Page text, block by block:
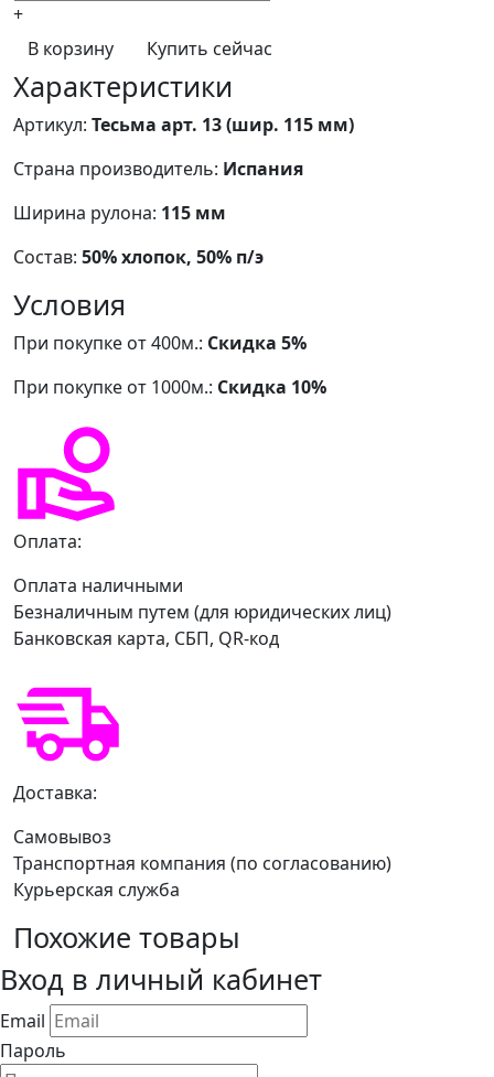
+
В корзину
Купить сейчас
Характеристики
Артикул: Тесьма арт. 13 (шир. 115 мм)
Страна производитель: Испания
Ширина рулона: 115 мм
Состав: 50% хлопок, 50% п/э
Условия
При покупке от 400м.: Скидка 5%
При покупке от 1000м.: Скидка 10%
Оплата:
Оплата наличными
Безналичным путем (для юридических лиц)
Банковская карта, СБП, QR-код
Доставка:
Самовывоз
Транспортная компания (по согласованию)
Курьерская служба
Похожие товары
Вход в личный кабинет
Email
Пароль